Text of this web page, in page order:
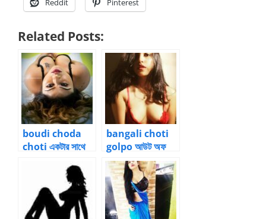
Related Posts:
boudi choda
choti একটার সাথে
ratnodeep |
Bangla choti
kahini
bangali choti
golpo আউট অফ
কলকাতা – 30 by
Anuradha
Sinha Roy |
Bangla choti
kahini